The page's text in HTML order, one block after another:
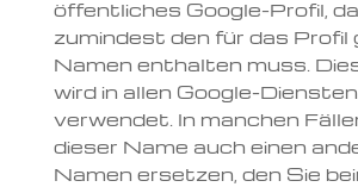
öffentliches Google-Profil,
zumindest den für das Profil
Namen enthalten muss.
wird in allen Google-Diensten
verwendet. In manchen
dieser Name auch einen
Namen ersetzen, den Sie